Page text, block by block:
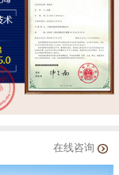
在线咨询